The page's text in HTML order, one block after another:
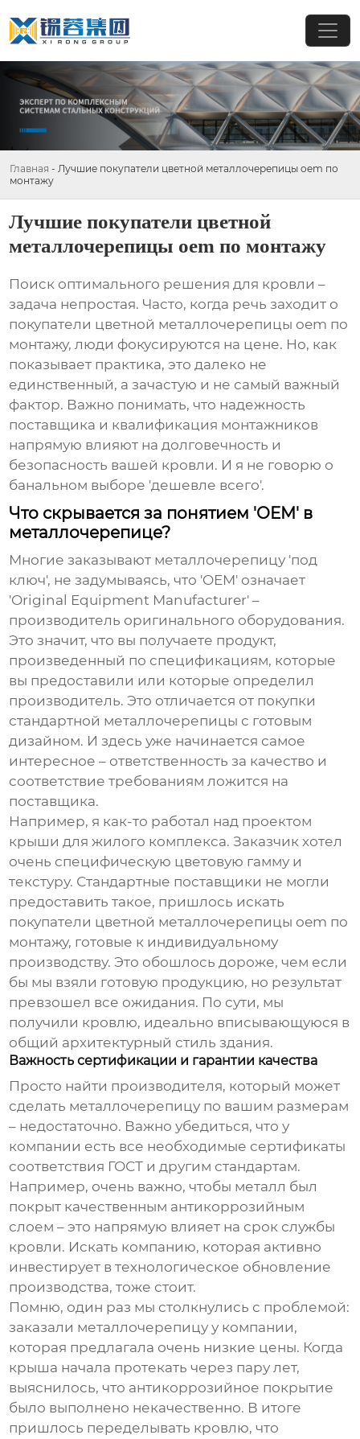
Главная - Лучшие покупатели цветной металлочерепицы oem по
монтажу
Лучшие покупатели цветной
металлочерепицы oem по монтажу
Поиск оптимального решения для кровли –
задача непростая. Часто, когда речь заходит о
покупатели цветной металлочерепицы oem по
монтажу, люди фокусируются на цене. Но, как
показывает практика, это далеко не
единственный, а зачастую и не самый важный
фактор. Важно понимать, что надежность
поставщика и квалификация монтажников
напрямую влияют на долговечность и
безопасность вашей кровли. И я не говорю о
банальном выборе 'дешевле всего'.
Что скрывается за понятием 'OEM' в
металлочерепице?
Многие заказывают металлочерепицу 'под
ключ', не задумываясь, что 'OEM' означает
'Original Equipment Manufacturer' –
производитель оригинального оборудования.
Это значит, что вы получаете продукт,
произведенный по спецификациям, которые
вы предоставили или которые определил
производитель. Это отличается от покупки
стандартной металлочерепицы с готовым
дизайном. И здесь уже начинается самое
интересное – ответственность за качество и
соответствие требованиям ложится на
поставщика.
Например, я как-то работал над проектом
крыши для жилого комплекса. Заказчик хотел
очень специфическую цветовую гамму и
текстуру. Стандартные поставщики не могли
предоставить такое, пришлось искать
покупатели цветной металлочерепицы oem по
монтажу, готовые к индивидуальному
производству. Это обошлось дороже, чем если
бы мы взяли готовую продукцию, но результат
превзошел все ожидания. По сути, мы
получили кровлю, идеально вписывающуюся в
общий архитектурный стиль здания.
Важность сертификации и гарантии качества
Просто найти производителя, который может
сделать металлочерепицу по вашим размерам
– недостаточно. Важно убедиться, что у
компании есть все необходимые сертификаты
соответствия ГОСТ и другим стандартам.
Например, очень важно, чтобы металл был
покрыт качественным антикоррозийным
слоем – это напрямую влияет на срок службы
кровли. Искать компанию, которая активно
инвестирует в технологическое обновление
производства, тоже стоит.
Помню, один раз мы столкнулись с проблемой:
заказали металлочерепицу у компании,
которая предлагала очень низкие цены. Когда
крыша начала протекать через пару лет,
выяснилось, что антикоррозийное покрытие
было выполнено некачественно. В итоге
пришлось переделывать кровлю, что